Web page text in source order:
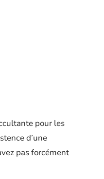
pour les
d’une
pas forcément